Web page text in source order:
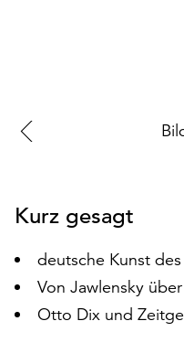
Cookies
zu
können
Ihr
Einverständnis
jederzeit
ändern
und
Kurz gesagt
deutsche Kunst
Von Jawlensky
Otto Dix und